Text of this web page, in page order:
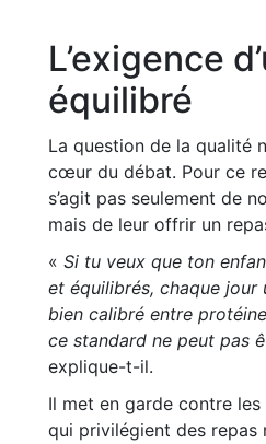
L’exigence
équilibré
La question de la qualité
cœur du débat. Pour ce
s’agit pas seulement de
mais de leur offrir un
« Si tu veux que ton
et équilibrés, chaque
bien calibré entre
ce standard ne peut pas
explique-t-il.
Il met en garde contre
qui privilégient des repas